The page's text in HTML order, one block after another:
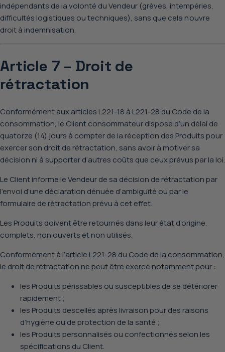
indépendants de la volonté du Vendeur (grèves, intempéries,
difficultés logistiques ou techniques), sans que cela n’ouvre
droit à indemnisation.
Article 7 – Droit de
rétractation
Conformément aux articles L221-18 à L221-28 du Code de la
consommation, le Client consommateur dispose d’un délai de
quatorze (14) jours à compter de la réception des Produits pour
exercer son droit de rétractation, sans avoir à motiver sa
décision ni à supporter d’autres coûts que ceux prévus par la loi.
Le Client informe le Vendeur de sa décision de rétractation par
l’envoi d’une déclaration dénuée d’ambiguïté ou par le
formulaire de rétractation prévu à cet effet.
Les Produits doivent être retournés dans leur état d’origine,
complets, non ouverts et non utilisés.
Conformément à l’article L221-28 du Code de la consommation,
le droit de rétractation ne peut être exercé notamment pour :
les Produits périssables ou susceptibles de se détériorer
rapidement ;
les Produits descellés après livraison pour des raisons
d’hygiène ou de protection de la santé ;
les Produits personnalisés ou confectionnés selon les
spécifications du Client.